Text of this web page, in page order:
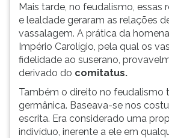
Mais tarde, no feudalismo, essas
e lealdade geraram as relações
vassalagem. A prática da
Império Carolígio, pela qual os
fidelidade ao suserano,
derivado do comitatus.
Também o direito no feudalismo
germânica. Baseava-se nos
escrita. Era considerado uma
indivíduo, inerente a ele em